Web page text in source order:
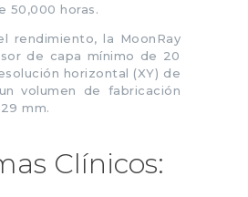
50,000 horas.
rendimiento, la MoonRay
de capa mínimo de 20
horizontal (XY) de
volumen de fabricación
mm.
Clínicos: